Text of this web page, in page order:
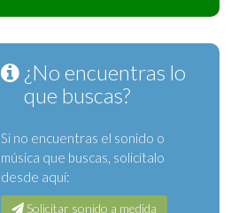
¿No encuentras lo
que buscas?
Si no encuentras el sonido o
música que buscas, solicítalo
desde aquí:
Solicitar sonido a medida